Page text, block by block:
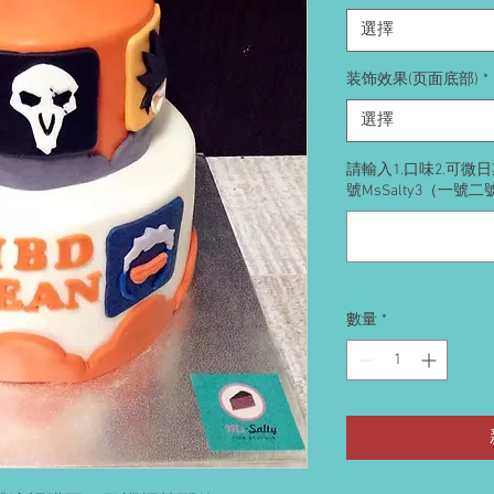
選擇
装饰效果(页面底部) *
選擇
請輸入1.口味2.可微
號MsSalty3（一號二
數量 *